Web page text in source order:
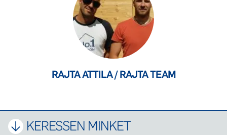
RAJTA ATTILA / RAJTA TEAM
KERESSEN MINKET